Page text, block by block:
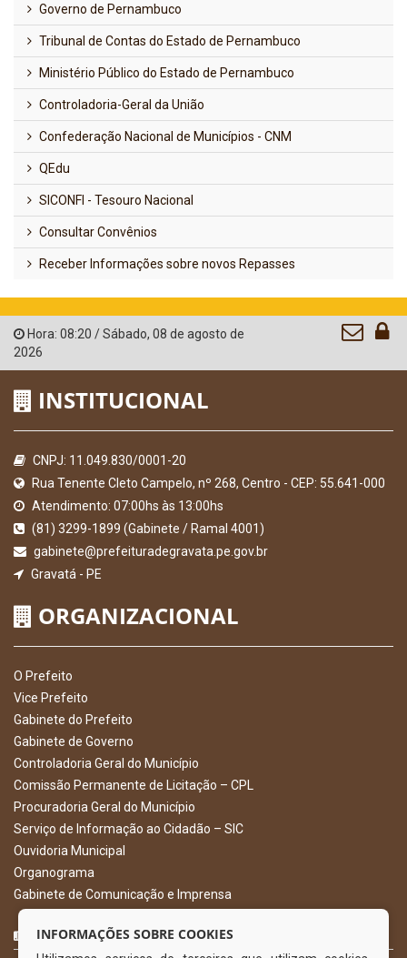
Governo de Pernambuco
Tribunal de Contas do Estado de Pernambuco
Ministério Público do Estado de Pernambuco
Controladoria-Geral da União
Confederação Nacional de Municípios - CNM
QEdu
SICONFI - Tesouro Nacional
Consultar Convênios
Receber Informações sobre novos Repasses
Hora: 08:20 /Sábado, 08 de agosto de
2026
INSTITUCIONAL
CNPJ: 11.049.830/0001-20
Rua Tenente Cleto Campelo, nº 268, Centro - CEP: 55.641-000
Atendimento: 07:00hs às 13:00hs
(81) 3299-1899 (Gabinete / Ramal 4001)
gabinete@prefeituradegravata.pe.gov.br
Gravatá - PE
ORGANIZACIONAL
O Prefeito
Vice Prefeito
Gabinete do Prefeito
Gabinete de Governo
Controladoria Geral do Município
Comissão Permanente de Licitação – CPL
Procuradoria Geral do Município
Serviço de Informação ao Cidadão – SIC
Ouvidoria Municipal
Organograma
Gabinete de Comunicação e Imprensa
CURTA NOSSA FAN PAGE
INFORMAÇÕES SOBRE COOKIES